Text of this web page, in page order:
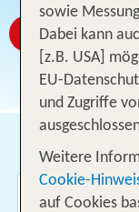
Pauschalferien
Städtereisen
%
Kreuzfahrten
Wo soll es hin
sowie
Dabei kann
[z.B. USA]
EU-
und Zugriffe
Weitere
Cookie-
auf Cookies